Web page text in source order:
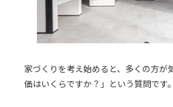
家づくりを考え始めると、多くの方が
価はいくらですか？」という質問です。